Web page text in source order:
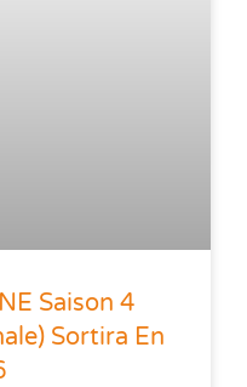
Saison 4
Sortira En